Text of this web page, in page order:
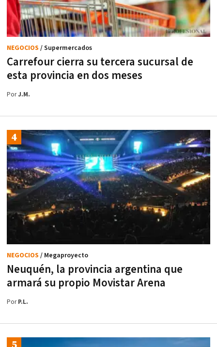
Carrefour cierra su tercera sucursal de
esta provincia en dos meses
NEGOCIOS / Supermercados
PorJ.M.
Neuquén, la provincia argentina que
armará su propio Movistar Arena
NEGOCIOS / Megaproyecto
PorP.L.